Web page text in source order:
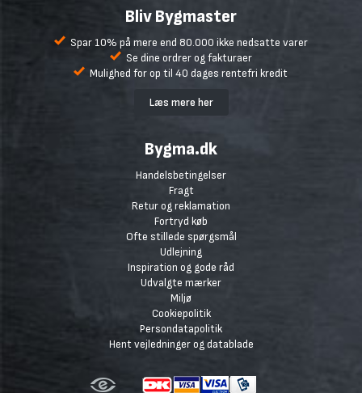
Bliv Bygmaster
Spar 10% på mere end 80.000 ikke nedsatte varer
Se dine ordrer og fakturaer
Mulighed for op til 40 dages rentefri kredit
Læs mere her
Bygma.dk
Handelsbetingelser
Fragt
Retur og reklamation
Fortryd køb
Ofte stillede spørgsmål
Udlejning
Inspiration og gode råd
Udvalgte mærker
Miljø
Cookiepolitik
Persondatapolitik
Hent vejledninger og datablade